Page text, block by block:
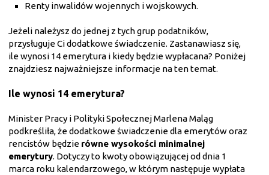
Renty inwalidów wojennych i wojskowych.
Jeżeli należysz do jednej z tych grup podatników,
przysługuje Ci dodatkowe świadczenie. Zastanawiasz się,
ile wynosi 14 emerytura i kiedy będzie wypłacana? Poniżej
znajdziesz najważniejsze informacje na ten temat.
Ile wynosi 14 emerytura?
Minister Pracy i Polityki Społecznej Marlena Maląg
podkreśliła, że dodatkowe świadczenie dla emerytów oraz
rencistów będzie równe wysokości minimalnej
emerytury. Dotyczy to kwoty obowiązującej od dnia 1
marca roku kalendarzowego, w którym następuje wypłata